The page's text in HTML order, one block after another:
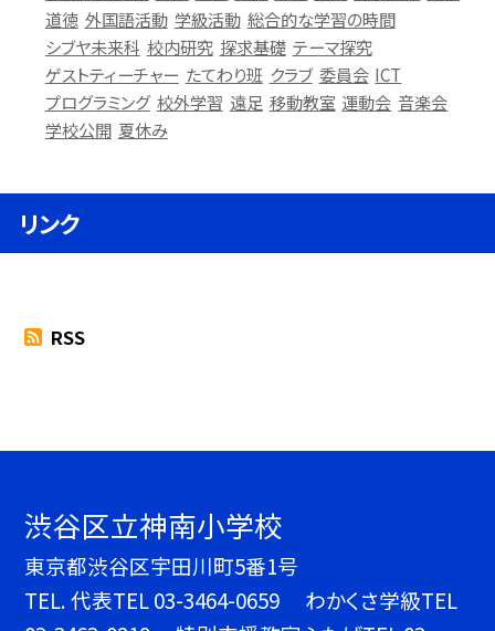
道徳 外国語活動 学級活動 総合的な学習の時間
シブヤ未来科 校内研究 探求基礎 テーマ探究
ゲストティーチャー たてわり班 クラブ 委員会 ICT
プログラミング 校外学習 遠足 移動教室 運動会 音楽会
学校公開 夏休み
リンク
RSS
渋谷区立神南小学校
東京都渋谷区宇田川町5番1号
TEL.代表TEL 03-3464-0659 わかくさ学級TEL